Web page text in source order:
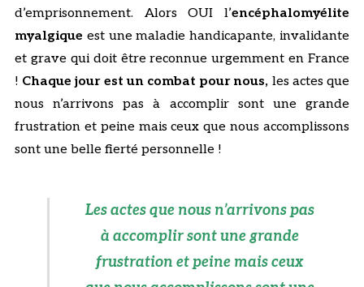
d’emprisonnement. Alors OUI l’encéphalomyélite
myalgique est une maladie handicapante, invalidante
et grave qui doit être reconnue urgemment en France
! Chaque jour est un combat pour nous, les actes que
nous n’arrivons pas à accomplir sont une grande
frustration et peine mais ceux que nous accomplissons
sont une belle fierté personnelle !
Les actes que nous n’arrivons pas
à accomplir sont une grande
frustration et peine mais ceux